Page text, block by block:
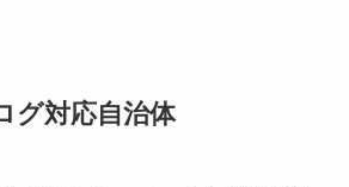
グ対応自治体